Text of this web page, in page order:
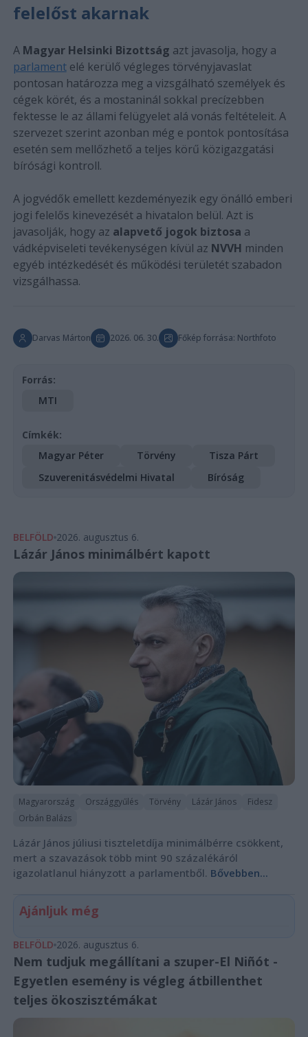
felelőst akarnak
A Magyar Helsinki Bizottság azt javasolja, hogy a
parlamentelé kerülő végleges törvényjavaslat
pontosan határozza meg a vizsgálható személyek és
cégek körét, és a mostaninál sokkal precízebben
fektesse le az állami felügyelet alá vonás feltételeit. A
szervezet szerint azonban még e pontok pontosítása
esetén sem mellőzhető a teljes körű közigazgatási
bírósági kontroll.
A jogvédők emellett kezdeményezik egy önálló emberi
jogi felelős kinevezését a hivatalon belül. Azt is
javasolják, hogy az alapvető jogok biztosa a
vádképviseleti tevékenységen kívül az NVVH minden
egyéb intézkedését és működési területét szabadon
vizsgálhassa.
Darvas Márton 2026. 06. 30. Főkép forrása: Northfoto
Forrás:
MTI
Címkék:
Magyar Péter
Törvény
Tisza Párt
Szuverenitásvédelmi Hivatal
Bíróság
BELFÖLD 2026. augusztus 6.
Lázár János minimálbért kapott
Magyarország Országgyűlés Törvény Lázár János
Fidesz
Orbán Balázs
Lázár János júliusi tiszteletdíja minimálbérre csökkent,
mert a szavazások több mint 90 százalékáról
igazolatlanul hiányzott a parlamentből. Bővebben...
Ajánljuk még
BELFÖLD 2026. augusztus 6.
Nem tudjuk megállítani a szuper-El Niñót -
Egyetlen esemény is végleg átbillenthet
teljes ökoszisztémákat